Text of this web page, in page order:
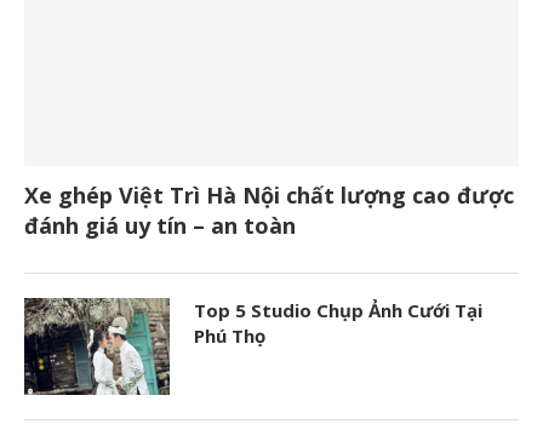
Xe ghép Việt Trì Hà Nội chất lượng cao được
đánh giá uy tín – an toàn
Top 5 Studio Chụp Ảnh Cưới Tại
Phú Thọ